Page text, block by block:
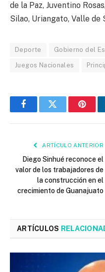
de la Paz, Juventino
Silao, Uriangato, Valle de
Deporte Gobierno del
Juegos Nacionales
FacebookTwitter
ARTÍCULO ANTERIOR
Diego Sinhué reconoce el
valor de los trabajadores de
la construcción en el
crecimiento de Guanajuato
ARTÍCULOS